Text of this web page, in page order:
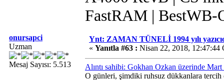
FastRAM | BestWB-
onursapci
Uzman
Mesaj Sayısı: 5.513
Ynt: ZAMAN TÜNELİ 1994 yılı
« Yanıtla #63 : Nisan 22, 2018, 12:47:44
Alıntı sahibi: Gokhan Ozkan üzerinde
O günleri, şimdiki ruhsuz dükkanlara tercih